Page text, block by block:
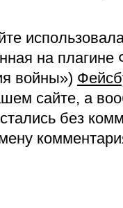
на
войны»)
сайте, а
без